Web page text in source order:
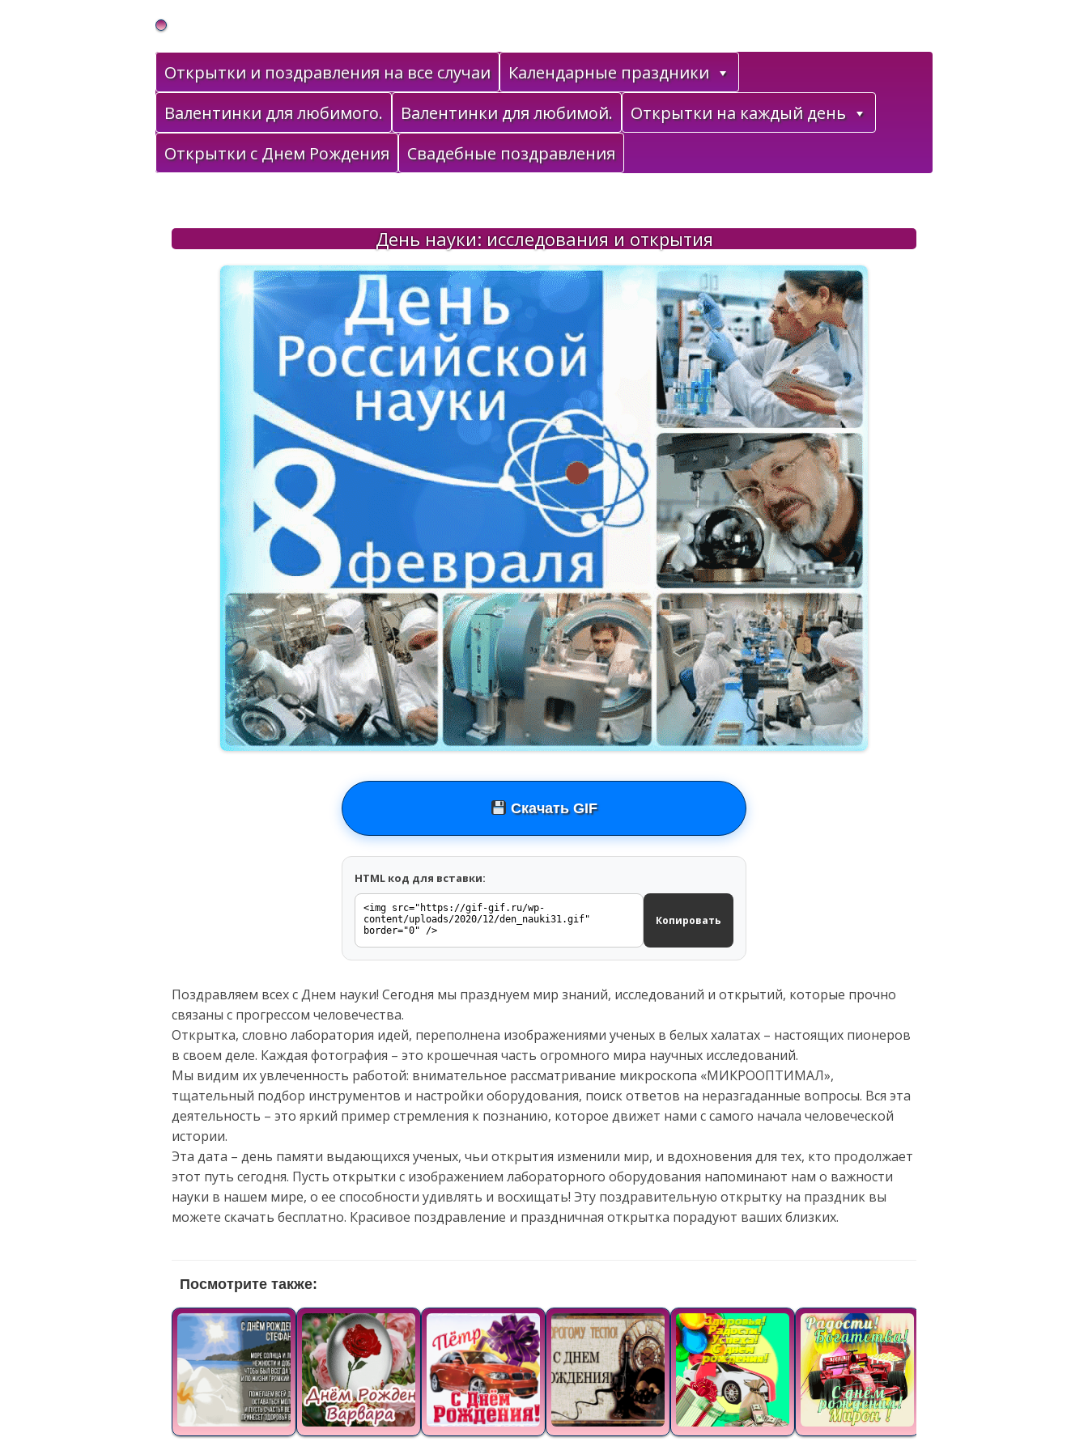
Gif Открытки в подарок
Открытки и поздравления на все случаи
Календарные праздники
Валентинки для любимого.
Валентинки для любимой.
Открытки на каждый день
Открытки с Днем Рождения
Свадебные поздравления
День науки: исследования и открытия
Скачать GIF
HTML код для вставки:
Копировать
Поздравляем всех с Днем науки! Сегодня мы празднуем мир знаний, исследований и открытий, которые прочно
связаны с прогрессом человечества.
Открытка, словно лаборатория идей, переполнена изображениями ученых в белых халатах – настоящих пионеров
в своем деле. Каждая фотография – это крошечная часть огромного мира научных исследований.
Мы видим их увлеченность работой: внимательное рассматривание микроскопа «МИКРООПТИМАЛ»,
тщательный подбор инструментов и настройки оборудования, поиск ответов на неразгаданные вопросы. Вся эта
деятельность – это яркий пример стремления к познанию, которое движет нами с самого начала человеческой
истории.
Эта дата – день памяти выдающихся ученых, чьи открытия изменили мир, и вдохновения для тех, кто продолжает
этот путь сегодня. Пусть открытки с изображением лабораторного оборудования напоминают нам о важности
науки в нашем мире, о ее способности удивлять и восхищать! Эту поздравительную открытку на праздник вы
можете скачать бесплатно. Красивое поздравление и праздничная открытка порадуют ваших близких.
Посмотрите также: